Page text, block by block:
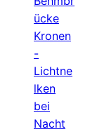
ücke
Kronen
-
Lichtne
lken
bei
Nacht